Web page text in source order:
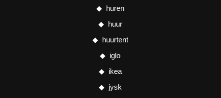
huren
huur
huurtent
iglo
ikea
jysk